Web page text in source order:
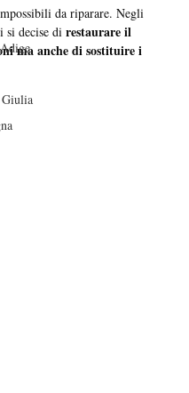
da riparare. Negli
si decise di restaurare il
ma anche di sostituire i